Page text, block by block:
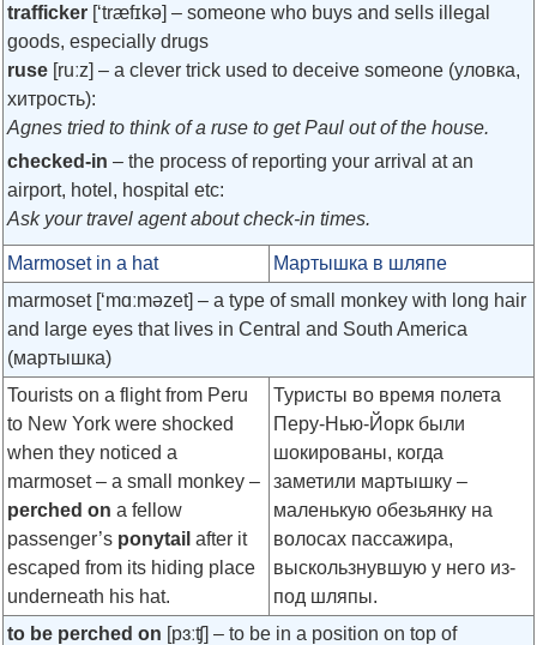
trafficker [‘træfɪkə] – someone who buys and sells illegal
goods, especially drugs
ruse [ruːz] – a clever trick used to deceive someone (уловка,
хитрость):
Agnes tried to think of a ruse to get Paul out of the house.
checked-in – the process of reporting your arrival at an
airport, hotel, hospital etc:
Ask your travel agent about check-in times.
Marmoset in a hat
Мартышка в шляпе
marmoset [‘mɑːməzet] – a type of small monkey with long hair
and large eyes that lives in Central and South America
(мартышка)
Tourists on a flight from Peru
to New York were shocked
when they noticed a
marmoset – a small monkey –
perched on a fellow
passenger’s ponytail after it
escaped from its hiding place
underneath his hat.
Туристы во время полета
Перу-Нью-Йорк были
шокированы, когда
заметили мартышку –
маленькую обезьянку на
волосах пассажира,
выскользнувшую у него из-
под шляпы.
to be perched on [pɜːʧ] – to be in a position on top of